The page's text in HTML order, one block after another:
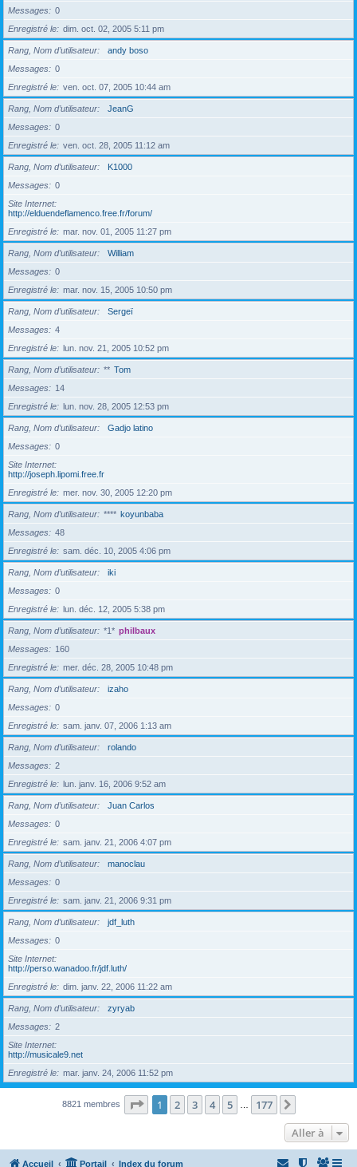
Messages
0
Enregistré le
dim. oct. 02, 2005 5:11 pm
Rang, Nom d’utilisateur
andy boso
Messages
0
Enregistré le
ven. oct. 07, 2005 10:44 am
Rang, Nom d’utilisateur
JeanG
Messages
0
Enregistré le
ven. oct. 28, 2005 11:12 am
Rang, Nom d’utilisateur
K1000
Messages
0
Site Internet
http://elduendeflamenco.free.fr/forum/
Enregistré le
mar. nov. 01, 2005 11:27 pm
Rang, Nom d’utilisateur
William
Messages
0
Enregistré le
mar. nov. 15, 2005 10:50 pm
Rang, Nom d’utilisateur
Sergeï
Messages
4
Enregistré le
lun. nov. 21, 2005 10:52 pm
Rang, Nom d’utilisateur ** Tom
Messages
14
Enregistré le
lun. nov. 28, 2005 12:53 pm
Rang, Nom d’utilisateur
Gadjo latino
Messages
0
Site Internet
http://joseph.lipomi.free.fr
Enregistré le
mer. nov. 30, 2005 12:20 pm
Rang, Nom d’utilisateur **** koyunbaba
Messages
48
Enregistré le
sam. déc. 10, 2005 4:06 pm
Rang, Nom d’utilisateur
iki
Messages
0
Enregistré le
lun. déc. 12, 2005 5:38 pm
Rang, Nom d’utilisateur *1* philbaux
Messages
160
Enregistré le
mer. déc. 28, 2005 10:48 pm
Rang, Nom d’utilisateur
izaho
Messages
0
Enregistré le
sam. janv. 07, 2006 1:13 am
Rang, Nom d’utilisateur
rolando
Messages
2
Enregistré le
lun. janv. 16, 2006 9:52 am
Rang, Nom d’utilisateur
Juan Carlos
Messages
0
Enregistré le
sam. janv. 21, 2006 4:07 pm
Rang, Nom d’utilisateur
manoclau
Messages
0
Enregistré le
sam. janv. 21, 2006 9:31 pm
Rang, Nom d’utilisateur
jdf_luth
Messages
0
Site Internet
http://perso.wanadoo.fr/jdf.luth/
Enregistré le
dim. janv. 22, 2006 11:22 am
Rang, Nom d’utilisateur
zyryab
Messages
2
Site Internet
http://musicale9.net
Enregistré le
mar. janv. 24, 2006 11:52 pm
8821 membres Page 1sur177
1 2 3 4 5 177
Aller à
Accueil Portail Index du forum